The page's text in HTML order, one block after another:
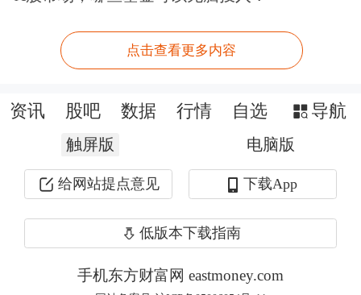
消费需求或将进一步走弱。若在货币宽
松及相关刺激政策支撑下，近期消费者
信心的改善势头或能够延续，金饰板块
的疲软态势或将得到一定遏制。
但同时，金条投资需求有望保持强劲。
地缘政治风险升温，国内债券收益率预
期下行以及黄金增值税改革的影响，均
将为中国金条金币销售提供持续支撑。
若金价表现强势，或央行持续发布购金
点击查看更多内容
资讯 股吧 数据 行情 自选 导航
触屏版 电脑版
给网站提点意见 下载App
低版本下载指南
手机东方财富网 eastmoney.com